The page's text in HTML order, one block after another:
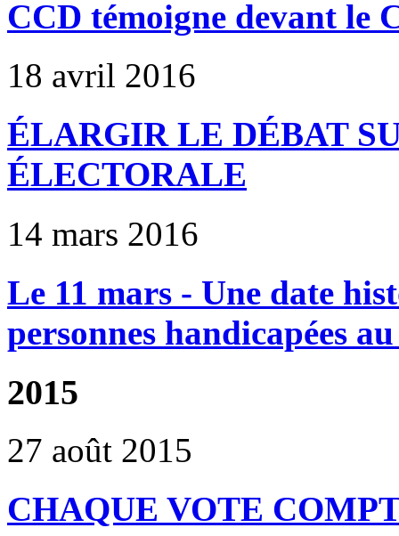
CCD témoigne devant le
18 avril 2016
ÉLARGIR LE DÉBAT
ÉLECTORALE
14 mars 2016
Le 11 mars - Une date
personnes handicapées
2015
27 août 2015
CHAQUE VOTE